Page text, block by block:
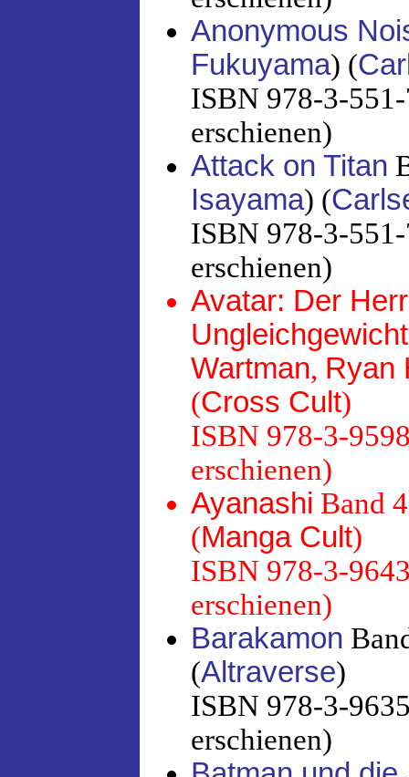
Anonymous
Fukuyama) (
ISBN 978-3-
erschienen)
Attack on Titan
Isayama) (
ISBN 978-3-
erschienen)
Avatar: Der
Ungleichgewicht
Wartman, Ryan
(Cross Cult)
ISBN 978-3-
erschienen)
Ayanashi Band
(Manga Cult)
ISBN 978-3-
erschienen)
Barakamon
(Altraverse)
ISBN 978-3-
erschienen)